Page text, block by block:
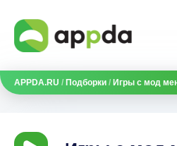
APPDA.RU / Подборки / Игры с мод